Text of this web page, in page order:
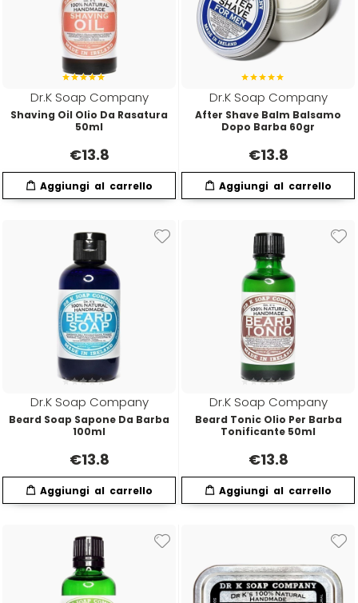
Artego
Arya
Ascèt
Astra
Aurore
Colorpack
Comprof
Corioliss
Cosmethic
Davines
Depot
Directions
Dr.K Soap Company
Dyson
Edelstein
Eksperience
Elgon
Estas
Eugène Perma
Emulsioni Ossidanti
Emulsioni Permanenti
Dr.K Soap Company
Shaving Oil Olio Da Rasatura
50ml
€13.8
Dr.K Soap Company
After Shave Balm Balsamo
Dopo Barba 60gr
€13.8
Dr.K Soap Company
Beard Soap Sapone Da Barba
100ml
€13.8
Dr.K Soap Company
Beard Tonic Olio Per Barba
Tonificante 50ml
€13.8